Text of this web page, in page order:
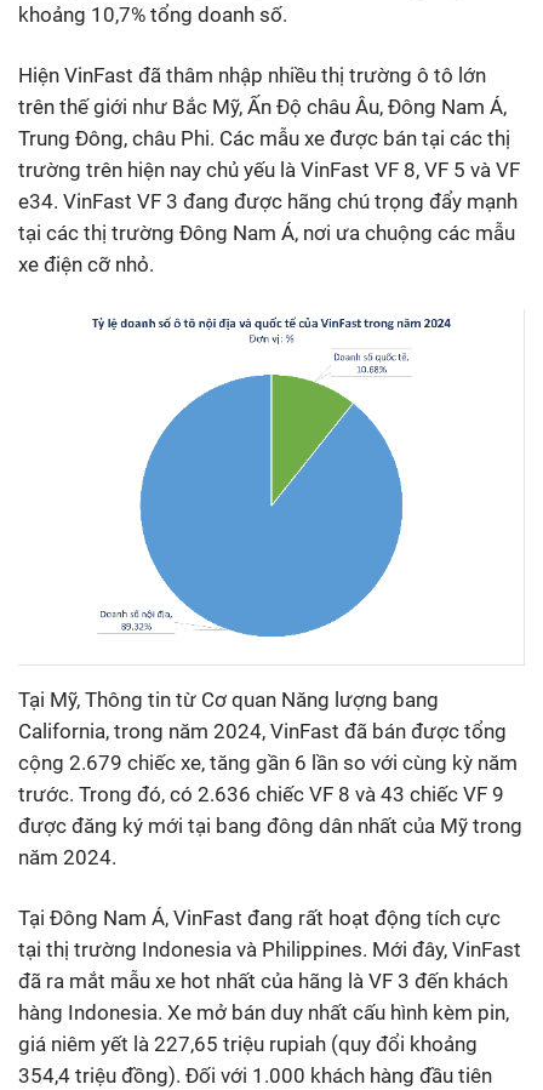
khoảng 10,7% tổng doanh số.
Hiện VinFast đã thâm nhập nhiều thị trường ô tô lớn
trên thế giới như Bắc Mỹ, Ấn Độ châu Âu, Đông Nam Á,
Trung Đông, châu Phi. Các mẫu xe được bán tại các thị
trường trên hiện nay chủ yếu là VinFast VF 8, VF 5 và VF
e34. VinFast VF 3 đang được hãng chú trọng đẩy mạnh
tại các thị trường Đông Nam Á, nơi ưa chuộng các mẫu
xe điện cỡ nhỏ.
Tại Mỹ, Thông tin từ Cơ quan Năng lượng bang
California, trong năm 2024, VinFast đã bán được tổng
cộng 2.679 chiếc xe, tăng gần 6 lần so với cùng kỳ năm
trước. Trong đó, có 2.636 chiếc VF 8 và 43 chiếc VF 9
được đăng ký mới tại bang đông dân nhất của Mỹ trong
năm 2024.
Tại Đông Nam Á, VinFast đang rất hoạt động tích cực
tại thị trường Indonesia và Philippines. Mới đây, VinFast
đã ra mắt mẫu xe hot nhất của hãng là VF 3 đến khách
hàng Indonesia. Xe mở bán duy nhất cấu hình kèm pin,
giá niêm yết là 227,65 triệu rupiah (quy đổi khoảng
354,4 triệu đồng). Đối với 1.000 khách hàng đầu tiên